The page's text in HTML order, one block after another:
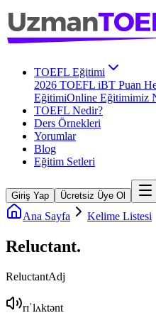
TOEFL Eğitimi
2026 TOEFL iBT Puan
EğitimiOnline Eğitimimiz
TOEFL Nedir?
Ders Örnekleri
Yorumlar
Blog
Eğitim Setleri
Giriş Yap Ücretsiz Üye Ol
Ana Sayfa Kelime Listesi
Reluctant.
ReluctantAdj
rɪˈlʌktənt